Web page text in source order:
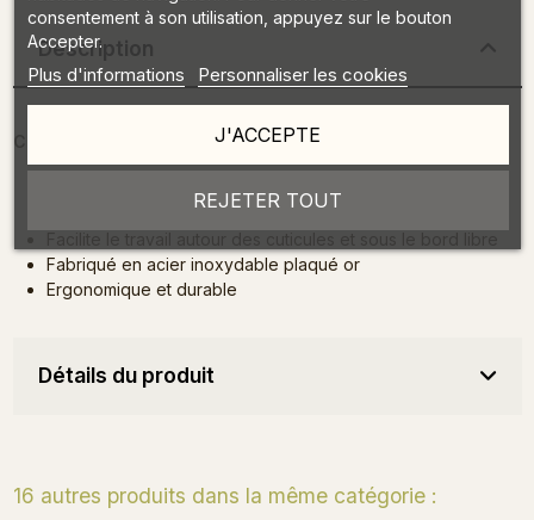
Description
Forme de cône (bleu) pour une précision optimale
Retire doucement et rapidement la couche de vernis
Fabriqué en acier inoxydable plaqué or
Ergonomique et durable
Détails du produit
16 autres produits dans la même catégorie :
consentement à son utilisation, appuyez sur le bouton
Accepter.
Plus d'informations Personnaliser les cookies
REJETER TOUT
J'ACCEPTE